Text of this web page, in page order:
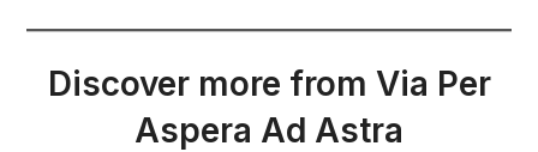
Discover more from Via Per
Aspera Ad Astra